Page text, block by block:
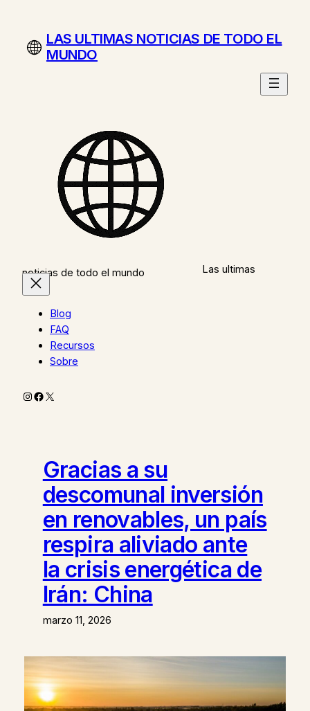
contenidoLAS ULTIMAS NOTICIAS DE TODO EL
MUNDO
Las ultimas
noticias de todo el mundo
Blog
FAQ
Recursos
Sobre
Instagram
Facebook
X
Gracias a su
descomunal inversión
en renovables, un país
respira aliviado ante
la crisis energética de
Irán: China
marzo 11, 2026